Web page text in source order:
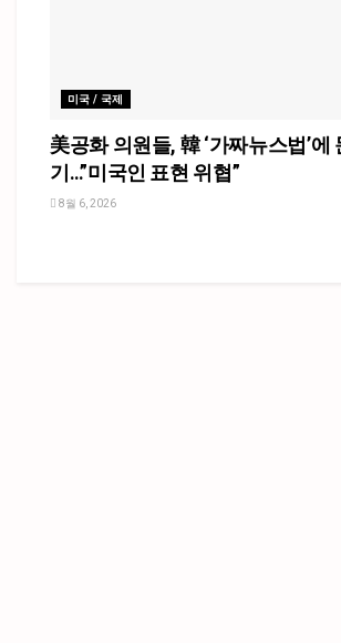
미국 / 국제
美공화 의원들, 韓 ‘가짜뉴스법’에
기…”미국인 표현 위협”
8월 6, 2026